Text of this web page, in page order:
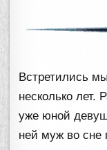
Встретились
несколько лет.
уже юной
ней муж во сне